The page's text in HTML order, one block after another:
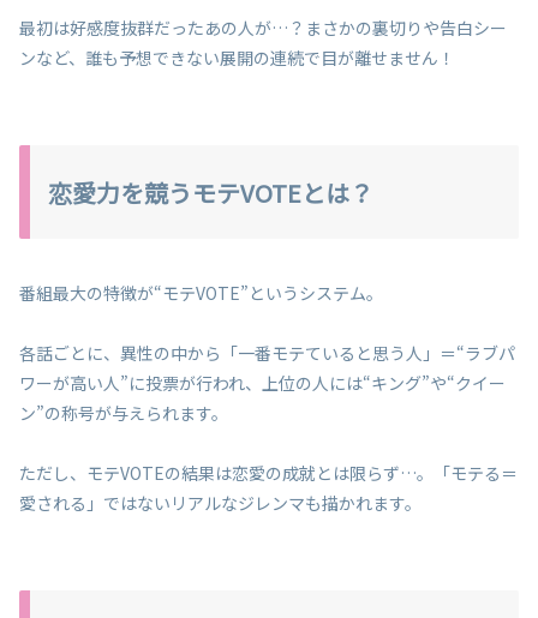
最初は好感度抜群だったあの人が…？まさかの裏切りや告白シー
ンなど、誰も予想できない展開の連続で目が離せません！
恋愛力を競うモテVOTEとは？
番組最大の特徴が“モテVOTE”というシステム。
各話ごとに、異性の中から「一番モテていると思う人」＝“ラブパ
ワーが高い人”に投票が行われ、上位の人には“キング”や“クイー
ン”の称号が与えられます。
ただし、モテVOTEの結果は恋愛の成就とは限らず…。「モテる＝
愛される」ではないリアルなジレンマも描かれます。